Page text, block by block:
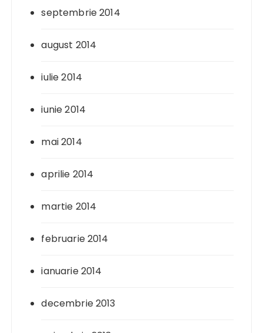
septembrie 2014
august 2014
iulie 2014
iunie 2014
mai 2014
aprilie 2014
martie 2014
februarie 2014
ianuarie 2014
decembrie 2013